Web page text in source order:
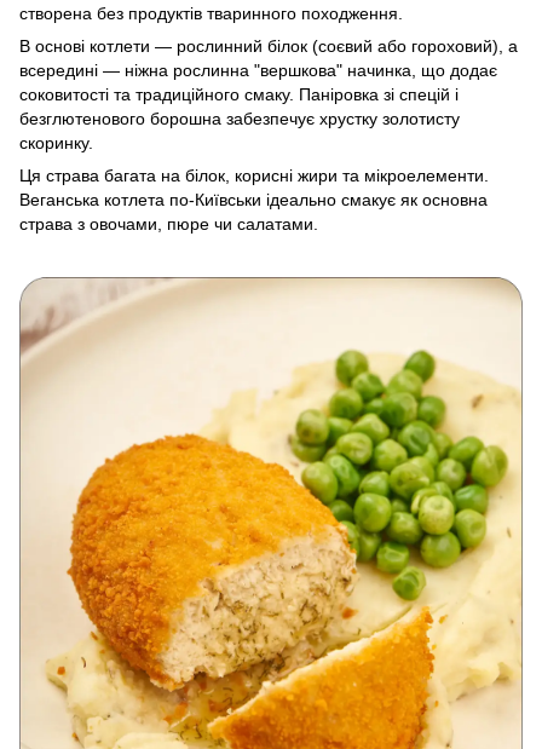
створена без продуктів тваринного походження.
В основі котлети — рослинний білок (соєвий або гороховий), а
всередині — ніжна рослинна "вершкова" начинка, що додає
соковитості та традиційного смаку. Паніровка зі спецій і
безглютенового борошна забезпечує хрустку золотисту
скоринку.
Ця страва багата на білок, корисні жири та мікроелементи.
Веганська котлета по-Київськи ідеально смакує як основна
страва з овочами, пюре чи салатами.